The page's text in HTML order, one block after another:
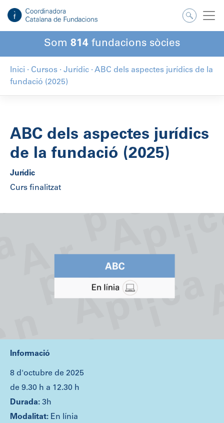
Som 814 fundacions sòcies
Inici · Cursos · Jurídic · ABC dels aspectes jurídics de la
fundació (2025)
ABC dels aspectes jurídics
de la fundació (2025)
Jurídic
Curs finalitzat
Informació
8 d'octubre de 2025
de 9.30 h a 12.30 h
3h
En línia